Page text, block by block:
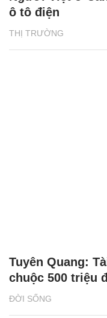
THỊ TRƯỜNG
ô tô điện
ĐỜI SỐNG
Tuyên Quang:
chuộc 500 triệu